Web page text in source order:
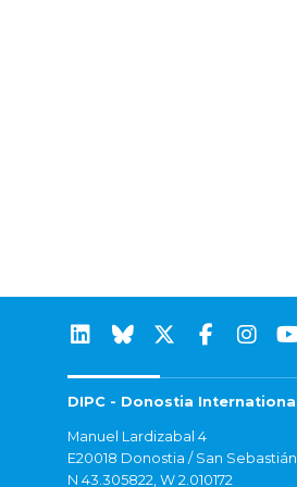
DIPC - Donostia
Manuel Lardizabal 4
E20018 Donostia / San Sebastián
N 43.305822, W 2.010172